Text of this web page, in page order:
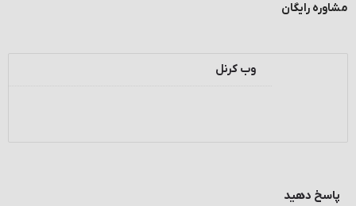
مشاوره رایگان
وب کرنل
پاسخ دهید